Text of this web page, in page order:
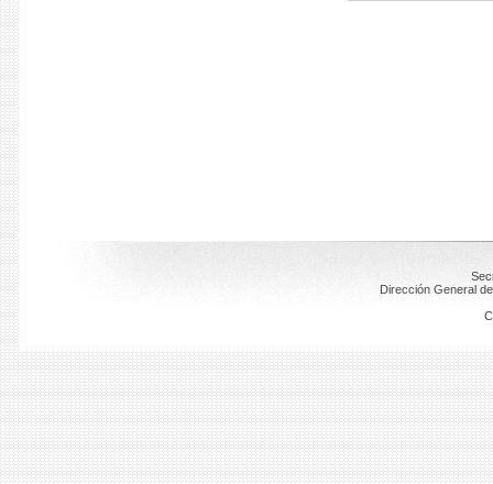
Dirección General